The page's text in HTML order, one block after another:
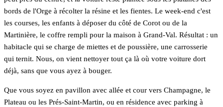
bords de l'Orge à récolter la résine et les fientes. Le week-end c'est
les courses, les enfants à déposer du côté de Corot ou de la
Martinière, le coffre rempli pour la maison à Grand-Val. Résultat : un
habitacle qui se charge de miettes et de poussière, une carrosserie
qui ternit. Nous, on vient nettoyer tout ça là où votre voiture dort
déjà, sans que vous ayez à bouger.
Que vous soyez en pavillon avec allée et cour vers Champagne, le
Plateau ou les Prés-Saint-Martin, ou en résidence avec parking à